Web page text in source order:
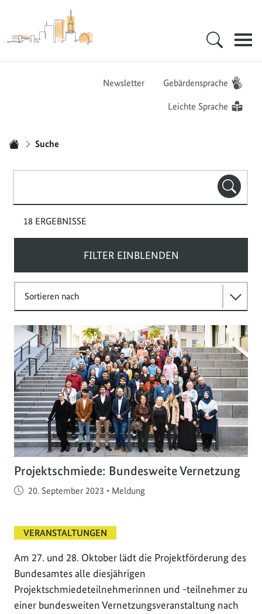
Zur Startseite - BGZ - Bundesamt für Migration und Flüchtlinge
Newsletter Gebärdensprache
Leichte Sprache
Suche
18 ERGEBNISSE
FILTER EINBLENDEN
Sortieren nach
Projektschmiede: Bundesweite Vernetzung
Veröffentlicht am
20. September 2023 • Meldung
VERANSTALTUNGEN
Am 27. und 28. Oktober lädt die Projektförderung des
Bundesamtes alle diesjährigen
Projektschmiedeteilnehmerinnen und -teilnehmer zu
einer bundesweiten Vernetzungsveranstaltung nach